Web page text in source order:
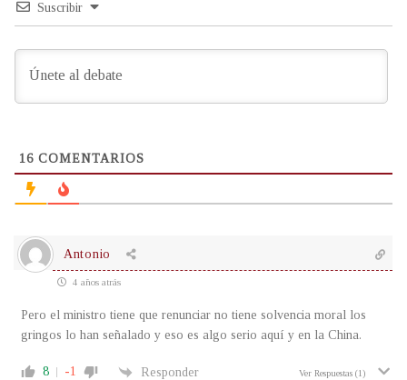
Suscribir
16 COMENTARIOS
Antonio
4 años atrás
Pero el ministro tiene que renunciar no tiene solvencia moral los
gringos lo han señalado y eso es algo serio aquí y en la China.
8 -1 Responder Ver Respuestas (1)